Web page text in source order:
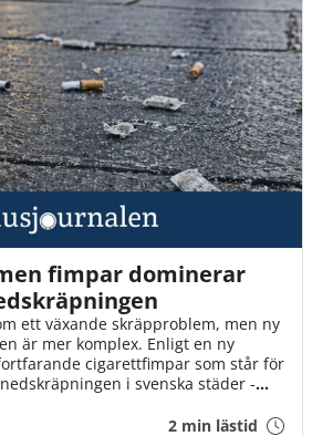
fimpar dominerar
ett växande skräpproblem, men ny
är mer komplex. Enligt en ny
cigarettfimpar som står för
i svenska städer -
2 min lästid